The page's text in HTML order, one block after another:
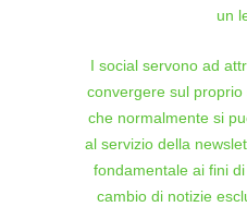
un
I social servono ad
convergere sul
che normalmente si
al servizio della
fondamentale ai fini
cambio di notizie